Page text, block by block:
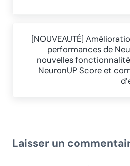
[NOUVEAUTÉ]
performances de
nouvelles
NeuronUP Score et
Laisser un